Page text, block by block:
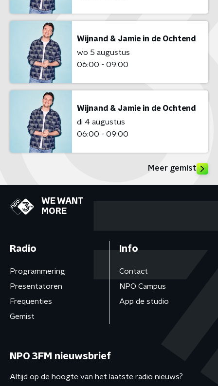
Wijnand & Jamie in de Ochtend
wo 5 augustus
06:00 - 09:00
Wijnand & Jamie in de Ochtend
di 4 augustus
06:00 - 09:00
Meer gemist
WE WANT
MORE
Radio
Programmering
Presentatoren
Frequenties
Gemist
Info
Contact
NPO Campus
App de studio
NPO 3FM nieuwsbrief
Altijd op de hoogte van het laatste radio nieuws?